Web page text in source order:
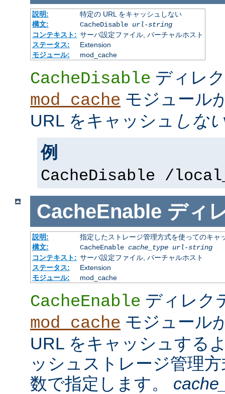
説明:
特定の URL をキャッシュしない
構文:
CacheDisable url-string
コンテキスト: サーバ設定ファイル, バーチャルホスト
ステータス:
Extension
モジュール:
mod_cache
CacheDisable ディレ
mod_cache モジュール
URL をキャッシュ しな
例
CacheDisable /
CacheEnable ディ
説明:
指定したストレージ管理方式を使ってのキャ
構文:
CacheEnable cache_type url-string
コンテキスト: サーバ設定ファイル, バーチャルホスト
ステータス:
Extension
モジュール:
mod_cache
CacheEnable ディレク
mod_cache モジュール
URL をキャッシュする
ッシュストレージ管理
数で指定します。